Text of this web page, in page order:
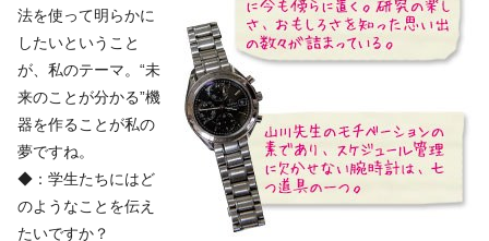
法を使って明らかに
したいということ
が、私のテーマ。“未
来のことが分かる”機
器を作ることが私の
夢ですね。
◆：学生たちにはど
のようなことを伝え
たいですか？